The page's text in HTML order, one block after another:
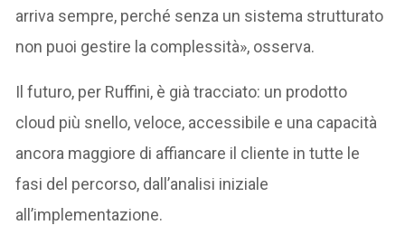
arriva sempre, perché senza un sistema strutturato
non puoi gestire la complessità», osserva.
Il futuro, per Ruffini, è già tracciato: un prodotto
cloud più snello, veloce, accessibile e una capacità
ancora maggiore di affiancare il cliente in tutte le
fasi del percorso, dall’analisi iniziale
all’implementazione.